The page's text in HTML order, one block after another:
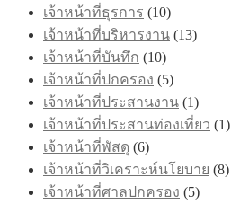
เจ้าหน้าที่ธุรการ (10)
เจ้าหน้าที่บริหารงาน (13)
เจ้าหน้าที่บันทึก (10)
เจ้าหน้าที่ปกครอง (5)
เจ้าหน้าที่ประสานงาน (1)
เจ้าหน้าที่ประสานท่องเที่ยว (1)
เจ้าหน้าที่พัสดุ (6)
เจ้าหน้าที่วิเคราะห์นโยบาย (8)
เจ้าหน้าที่ศาลปกครอง (5)